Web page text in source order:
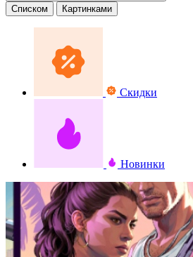
Списком
Картинками
Скидки
Новинки